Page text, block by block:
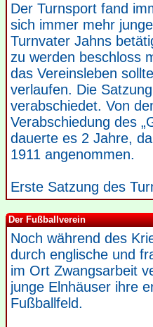
Der Turnsport fand
sich immer mehr
Turnvater Jahns
zu werden beschloss
das Vereinsleben
verlaufen. Die
verabschiedet. Von
Verabschiedung des
dauerte es 2 Jahre,
1911 angenommen.
Erste Satzung des
Der Fußballverein
Noch während des
durch englische und
im Ort Zwangsarbeit
junge Elnhäuser ihre
Fußballfeld.